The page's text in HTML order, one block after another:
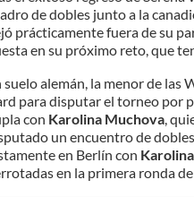
de dobles junto a la
prácticamente fuera de su
en su próximo reto, que
suelo alemán, la menor de las
para disputar el torneo por
con Karolina Muchova ,
un encuentro de
en Berlín con
en la primera ronda de